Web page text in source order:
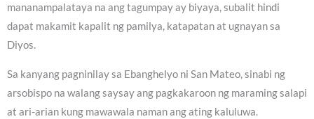
mananampalataya na ang tagumpay ay biyaya, subalit hindi
dapat makamit kapalit ng pamilya, katapatan at ugnayan sa
Diyos.
Sa kanyang pagninilay sa Ebanghelyo ni San Mateo, sinabi ng
arsobispo na walang saysay ang pagkakaroon ng maraming salapi
at ari-arian kung mawawala naman ang ating kaluluwa.